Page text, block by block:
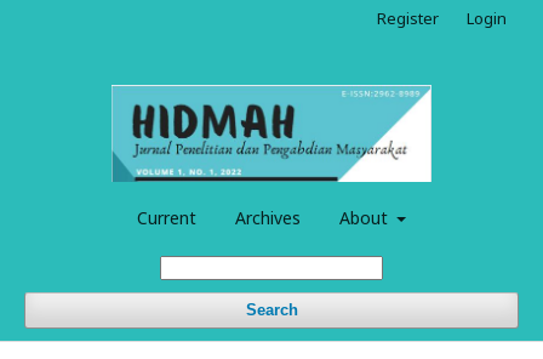
Current Archives About
Search
Register Login